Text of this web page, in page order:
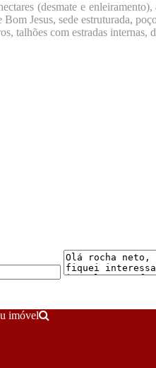
(desmate e
Jesus, sede estruturada,
talhões com estradas
imóvel